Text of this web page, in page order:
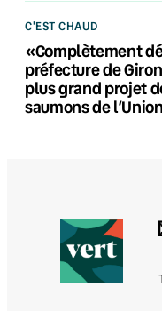
C'EST CHAUD
«Complètement
préfecture de
plus grand projet
saumons de